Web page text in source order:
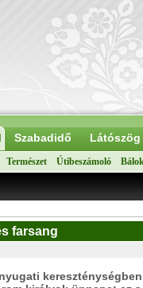
Szabadidő Látószög
Természet Útibeszámoló
farsang